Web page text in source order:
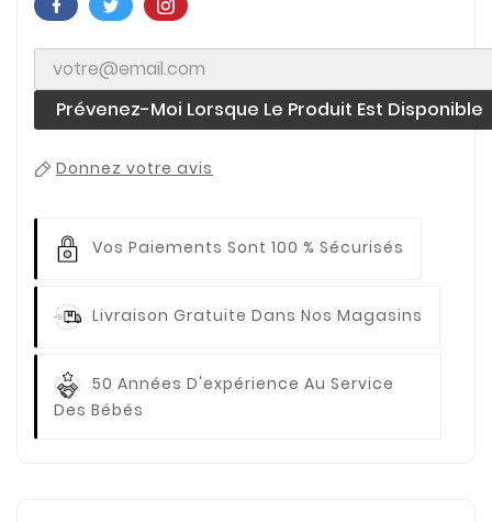
Prévenez-Moi Lorsque Le Produit Est Disponible
Donnez votre avis
Vos Paiements Sont 100 % Sécurisés
Livraison Gratuite Dans Nos Magasins
50 Années D'expérience Au Service
Des Bébés